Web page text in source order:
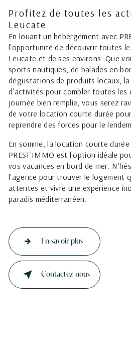
Profitez de toutes les
Leucate
En louant un hébergement avec
l'opportunité de découvrir toutes
Leucate et de ses environs. Que
sports nautiques, de balades en
dégustations de produits locaux,
d'activités pour combler toutes les
journée bien remplie, vous serez
de votre location courte durée
reprendre des forces pour le
En somme, la location courte
PREST'IMMO est l'option idéale
vos vacances en bord de mer.
l'agence pour trouver le logement
attentes et vivre une expérience
paradis méditerranéen.
En savoir plus
Contactez-nous